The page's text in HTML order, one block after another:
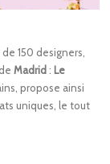
150 designers,
Madrid : Le
propose ainsi
uniques, le tout